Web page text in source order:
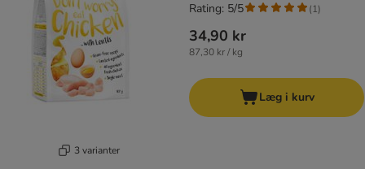
3 varianter
34,90 kr
87,30 kr / kg
Rating: 5/5 (1)
Læg i kurv